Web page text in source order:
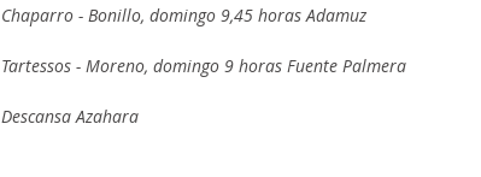
Chaparro - Bonillo, domingo 9,45 horas Adamuz
Tartessos - Moreno, domingo 9 horas Fuente Palmera
Descansa Azahara